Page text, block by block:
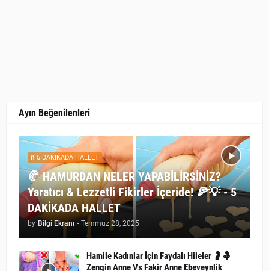
Ayın Beğenilenleri
5 DAKİKADA HALLET
🥐 HAMURDAN NELER YAPABİLİRSİNİZ?
Yaratıcı & Lezzetli Fikirler İçeride! 🍕💡 - 5
DAKİKADA HALLET
by Bilgi Ekranı - Temmuz 28, 2025
Hamile Kadınlar İçin Faydalı Hileler 🤰🤱
Zengin Anne Vs Fakir Anne Ebeveynlik